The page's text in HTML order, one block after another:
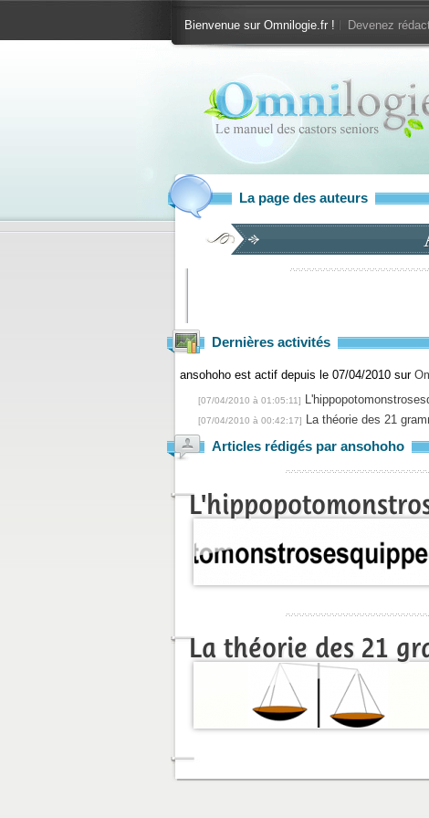
Bienvenue sur Omnilogie.fr ! Devenez
La page des auteurs
Dernières activités
ansohoho est actif depuis le 07/04/2010 sur
[07/04/2010 à 01:05:11]
[07/04/2010 à 00:42:17] La théorie des 21
Articles rédigés par ansohoho
La théorie des 21